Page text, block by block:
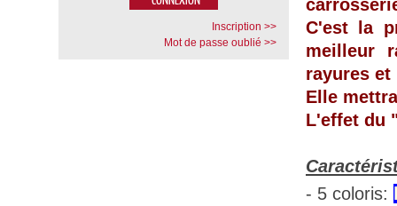
C'est la
meilleur
rayures
Elle
L'effet du
- 5 coloris:
Inscription >>
Mot de passe oublié >>